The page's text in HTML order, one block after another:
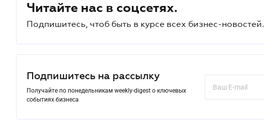
Читайте нас в соцсетях.
Подпишитесь, чтоб быть в курсе всех бизнес-новостей.
Подпишитесь на рассылку
Получайте по понедельникам weekly-digest о ключевых
событиях бизнеса